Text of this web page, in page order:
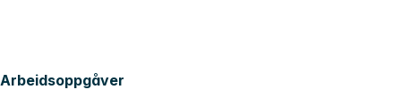
Arbeidsoppgåver